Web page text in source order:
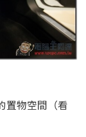
置物空間（看